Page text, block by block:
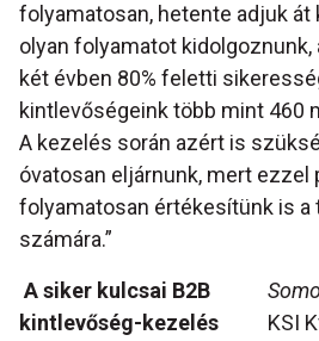
folyamatosan, hetente adjuk
olyan folyamatot
két évben 80% feletti
kintlevőségeink több mint 460
A kezelés során azért is
óvatosan eljárnunk, mert ezzel
folyamatosan értékesítünk is a
számára.”
A siker kulcsai B2B
kintlevőség-kezelés
KSI